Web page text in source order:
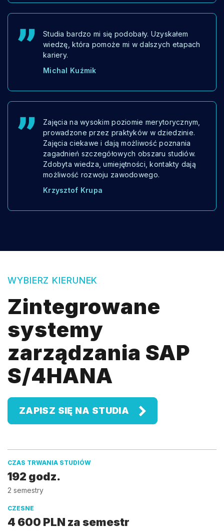
Studia bardzo mi się podobały. Uzyskałem
wiedzę, która pomoże mi w dalszych etapach
kariery.
Michal Kuźmik
Zajęcia na wysokim poziomie merytorycznym,
prowadzone przez praktyków w dziedzinie.
Zajęcia ciekawe i dają możliwość poznania
zagadnień szczegółowych obszaru studiów.
Zdobyta wiedza, umiejętności, kontakty dają
możliwość rozwoju zawodowego.
Krzysztof Krupa
WYBIERZ KIERUNEK
Zintegrowane
systemy
zarządzania SAP
S/4HANA
ZAPISZ SIĘ NA STUDIA
CZAS TRWANIA STUDIÓW
192 godz.
2 semestry
CZESNE
4 600 PLN za semestr